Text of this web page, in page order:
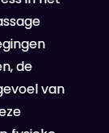
de
van